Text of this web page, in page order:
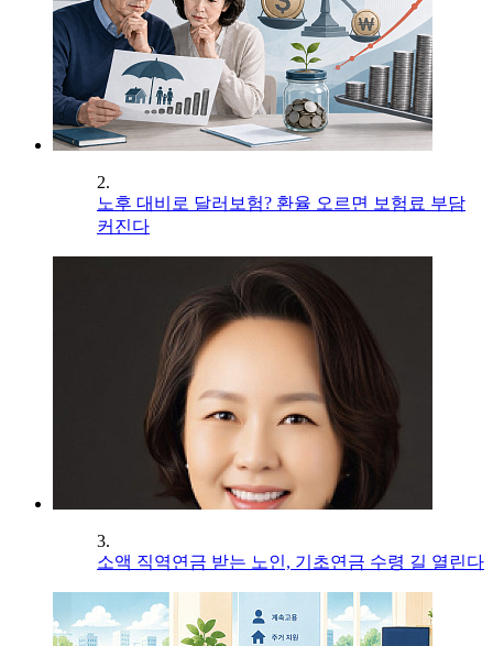
2.
노후 대비로 달러보험? 환율 오르면 보험료 부담
커진다
3.
소액 직역연금 받는 노인, 기초연금 수령 길 열린다